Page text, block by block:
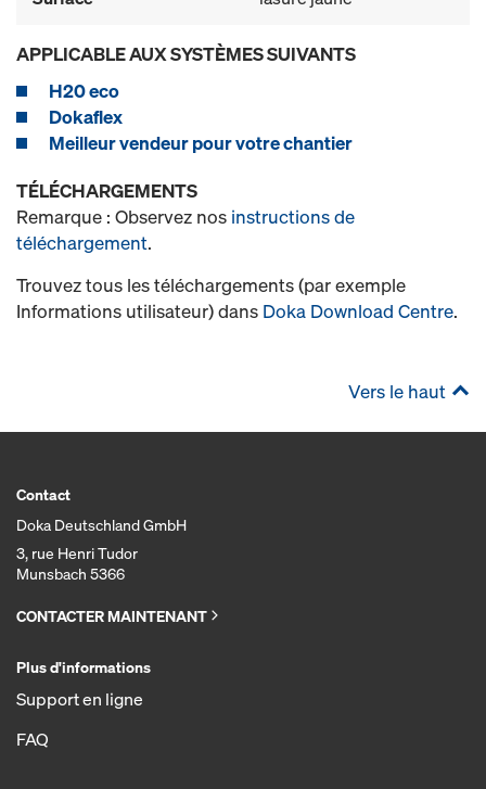
APPLICABLE AUX SYSTÈMES SUIVANTS
H20 eco
Dokaflex
Meilleur vendeur pour votre chantier
TÉLÉCHARGEMENTS
Remarque : Observez nos instructions de
téléchargement.
Trouvez tous les téléchargements (par exemple
Informations utilisateur) dans Doka Download Centre.
Vers le haut
Contact
Doka Deutschland GmbH
3, rue Henri Tudor
Munsbach 5366
CONTACTER MAINTENANT
Plus d'informations
Support en ligne
FAQ